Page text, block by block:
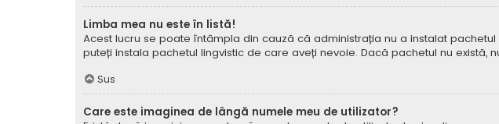
Limba mea nu este în listă!
Acest lucru se poate întâmpla din cauză că administrația nu a instalat
puteți instala pachetul lingvistic de care aveți nevoie. Dacă pachetul nu
Sus
Care este imaginea de lângă numele meu de utilizator?